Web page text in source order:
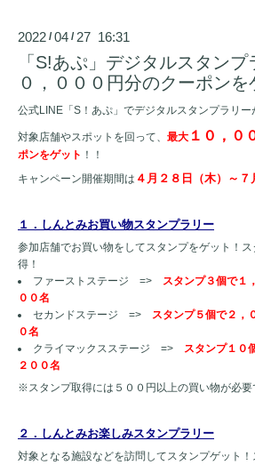
2022 /04 / 27 16:31
「S!あぷ」デジタルスタンプ
０，０００円分のクーポンを
公式LINE「S！あぷ」でデジタルスタンプラリー
対象店舗やスポットを回って、 最大 １０，０
ポンをゲット ！！
キャンペーン開催期間は ４月２８日（木）～７
１．しんとみお買い物スタンプラリー
参加店舗でお買い物をしてスタンプをゲット！
得！
ファーストステージ =>
スタンプ３個で
００名
セカンドステージ =>
スタンプ５個で２
０名
クライマックスステージ =>
スタンプ１０
２００名
※スタンプ取得には５００円以上の買い物が必要
２．しんとみお楽しみスタンプラリー
対象となる施設などを訪問してスタンプゲット